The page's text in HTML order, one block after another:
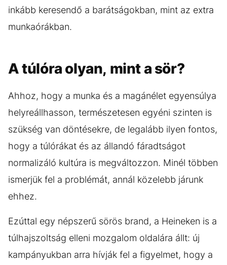
inkább keresendő a barátságokban, mint az extra
munkaórákban.
A túlóra olyan, mint a sör?
Ahhoz, hogy a munka és a magánélet egyensúlya
helyreállhasson, természetesen egyéni szinten is
szükség van döntésekre, de legalább ilyen fontos,
hogy a túlórákat és az állandó fáradtságot
normalizáló kultúra is megváltozzon. Minél többen
ismerjük fel a problémát, annál közelebb járunk
ehhez.
Ezúttal egy népszerű sörös brand, a Heineken is a
túlhajszoltság elleni mozgalom oldalára állt: új
kampányukban arra hívják fel a figyelmet, hogy a